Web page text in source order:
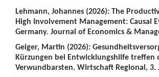
Lehmann, Johannes (2026): The
High Involvement Management: Causal
Germany. Journal of Economics &
Geiger, Martin (2026):
Kürzungen bei Entwicklungshilfe treffen
Verwundbarsten. Wirtschaft Regional, 3.